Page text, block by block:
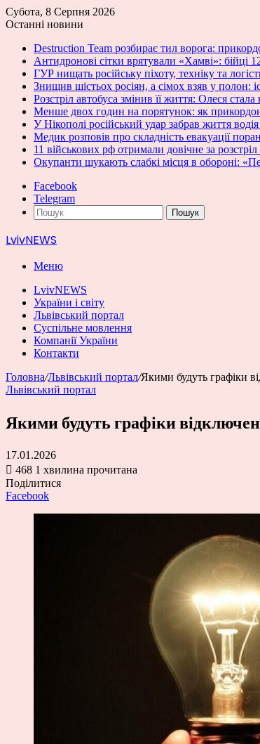
Субота, 8 Серпня 2026
Останні новини
Destruction Team розбирає тил ворога:
Антидронові сітки врятували «Хамві»: бійці
ГУР нищать російську піхоту, техніку та
Знищив шістьох росіян, а сімох взяв у полон:
Розстріл автобуса змінив її життя: Олеся
Менше двох годин на порятунок: як
У Нікополі російський удар забрав життя
Медик розповів про складність евакуації
11 військових рф отримали довічне за
Окупанти шукають слабкі місця в обороні:
Facebook
Telegram
Пошук
LvivNEWS
Меню
LvivNEWS
України і світу
Львівський портал
Суспільне мовлення
Компанії України
Контакти
Головна/Львівський портал/Якими будуть графіки
Львівський портал
Якими будуть графіки
17.01.2026
468 1 хвилина прочитана
Поділитися
Facebook